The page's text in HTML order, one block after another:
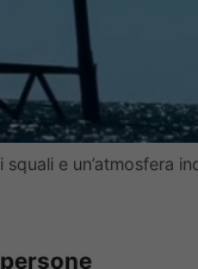
e un’atmosfera